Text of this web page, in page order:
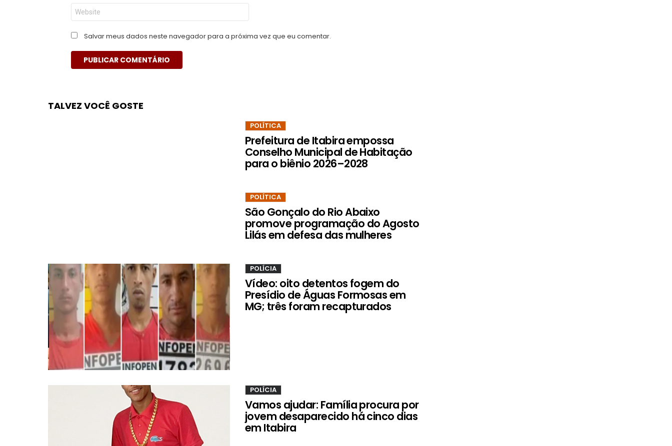
Site
Salvar meus dados neste navegador para a próxima vez que eu comentar.
TALVEZ VOCÊ GOSTE
POLÍTICA
Prefeitura de Itabira empossa
Conselho Municipal de Habitação
para o biênio 2026–2028
POLÍTICA
São Gonçalo do Rio Abaixo
promove programação do Agosto
Lilás em defesa das mulheres
POLÍCIA
Vídeo: oito detentos fogem do
Presídio de Águas Formosas em
MG; três foram recapturados
POLÍCIA
Vamos ajudar: Família procura por
jovem desaparecido há cinco dias
em Itabira